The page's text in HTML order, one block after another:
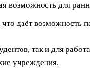
возможность для
даёт возможность
так и для
учреждения.